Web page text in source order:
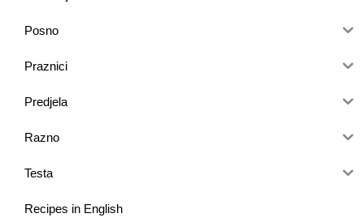
Posno
Praznici
Predjela
Razno
Testa
Recipes in English